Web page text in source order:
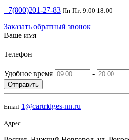
+7(800)201-27-83 Пн-Пт: 9:00-18:00
Заказать обратный звонок
Ваше имя
Телефон
Удобное время -
Отправить
Email 1@cartridges-nn.ru
Адрес